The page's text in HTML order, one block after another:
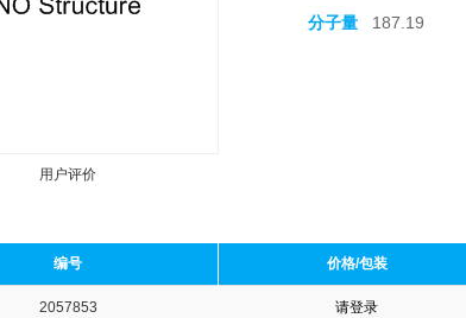
用户评价
分子量 187.19
编号 价格/包装
2057853 请登录